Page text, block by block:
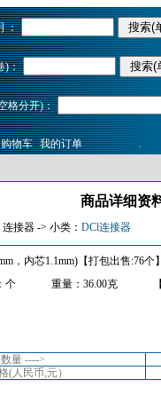
：
)：
格分开)：
物车 我的订单
.
商品详细资
接器 -> 小类： DCl连接器
，内芯1.1mm)【打包出售:76个
个 重量：36.00克
数量 ---->
(人民币,元）